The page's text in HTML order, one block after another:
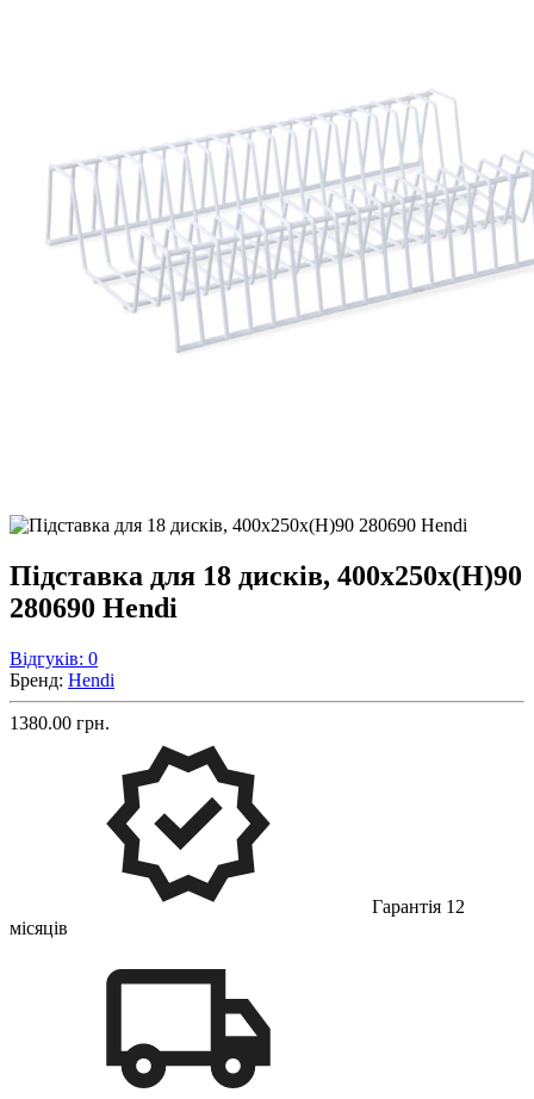
Підставка для 18 дисків, 400x250x(H)90
280690 Hendi
Відгуків: 0
Бренд: Hendi
1380.00 грн.
Гарантія 12
місяців